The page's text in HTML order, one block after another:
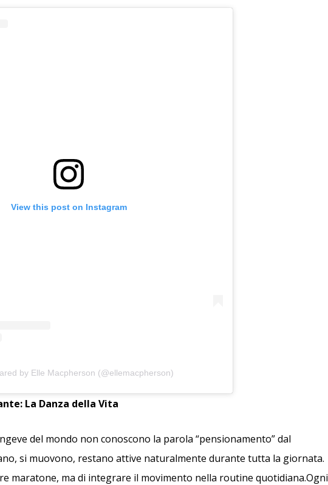
View this post on Instagram
by Elle Macpherson (@ellemacpherson)
La Danza della Vita
del mondo non conoscono la parola “pensionamento” dal
si muovono, restano attive naturalmente durante tutta la giornata.
maratone, ma di integrare il movimento nella routine quotidiana.Ogni